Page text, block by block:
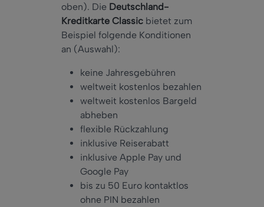
oben). Die Deutschland-
Kreditkarte Classic bietet zum
Beispiel folgende Konditionen
an (Auswahl):
keine Jahresgebühren
weltweit kostenlos bezahlen
weltweit kostenlos Bargeld
abheben
flexible Rückzahlung
inklusive Reiserabatt
inklusive Apple Pay und
Google Pay
bis zu 50 Euro kontaktlos
ohne PIN bezahlen